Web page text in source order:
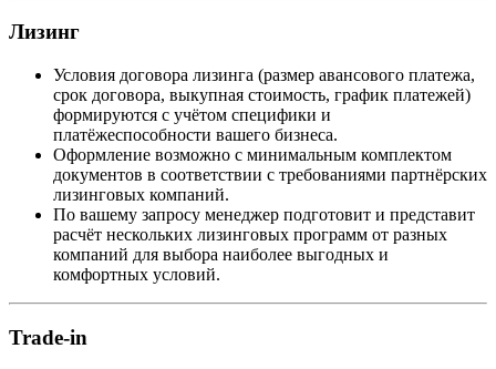
Лизинг
Условия договора лизинга (размер авансового платежа,
срок договора, выкупная стоимость, график платежей)
формируются с учётом специфики и
платёжеспособности вашего бизнеса.
Оформление возможно с минимальным комплектом
документов в соответствии с требованиями партнёрских
лизинговых компаний.
По вашему запросу менеджер подготовит и представит
расчёт нескольких лизинговых программ от разных
компаний для выбора наиболее выгодных и
комфортных условий.
Trade-in